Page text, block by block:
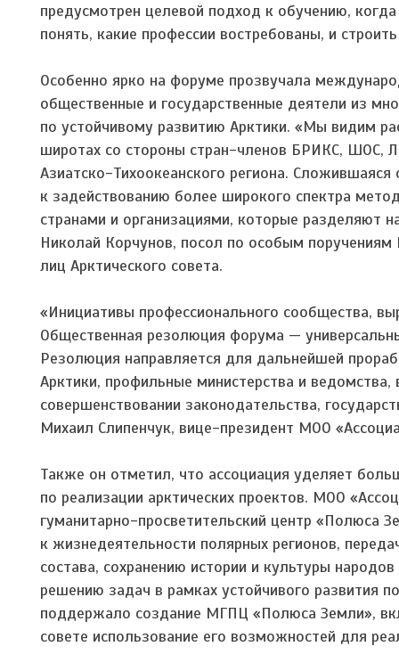
предусмотрен целевой подход к обучению,
понять, какие профессии востребованы, и
Особенно ярко на форуме прозвучала
общественные и государственные деятели из
по устойчивому развитию Арктики. «Мы видим
широтах со стороны стран-членов БРИКС, ШОС,
Азиатско-Тихоокеанского региона. Сложившаяся
к задействованию более широкого спектра
странами и организациями, которые разделяют
Николай Корчунов, посол по особым
лиц Арктического совета.
«Инициативы профессионального сообщества,
Общественная резолюция форума —
Резолюция направляется для дальнейшей
Арктики, профильные министерства и
совершенствовании законодательства,
Михаил Слипенчук, вице-президент МОО
Также он отметил, что ассоциация уделяет
по реализации арктических проектов. МОО
гуманитарно-просветительский центр «Полюса
к жизнедеятельности полярных регионов,
состава, сохранению истории и культуры
решению задач в рамках устойчивого развития
поддержало создание МГПЦ «Полюса Земли»,
совете использование его возможностей для